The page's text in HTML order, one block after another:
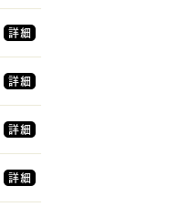
詳細
詳細
詳細
詳細